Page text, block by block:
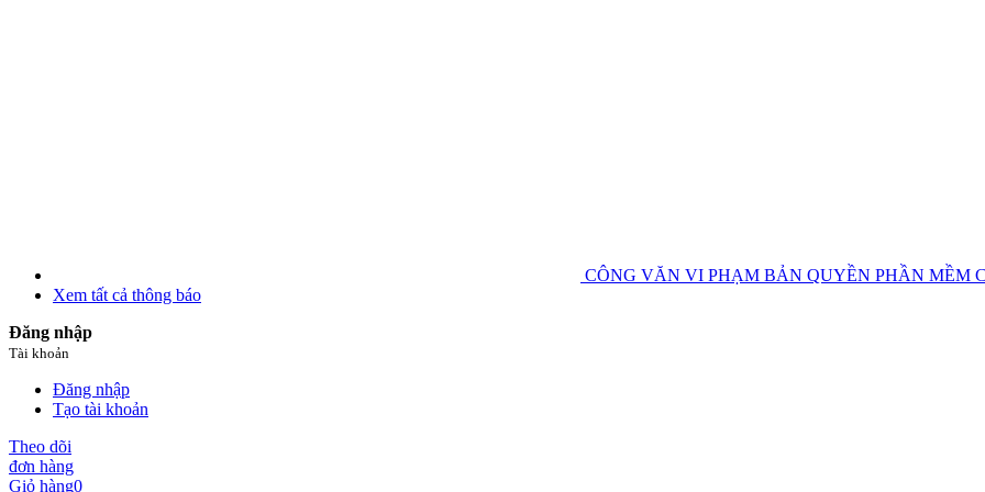
CÔNG VĂN VI PHẠM BẢN QUYỀN PHẦN MỀM
Xem tất cả thông báo
Đăng nhập
Tài khoản
Đăng nhập
Tạo tài khoản
Theo dõi
đơn hàng
Giỏ hàng0